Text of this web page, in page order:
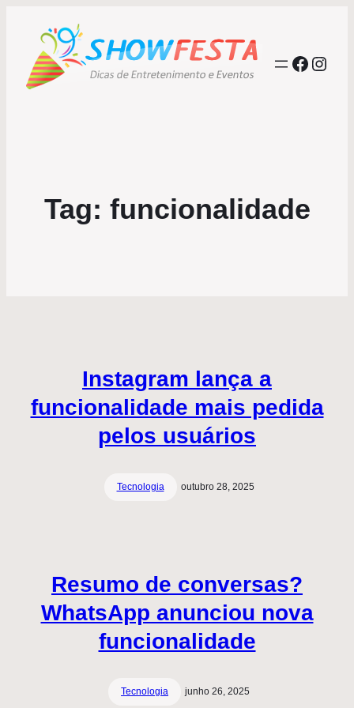
Tag: funcionalidade
Instagram lança a
funcionalidade mais pedida
pelos usuários
Tecnologia outubro 28, 2025
Resumo de conversas?
WhatsApp anunciou nova
funcionalidade
Tecnologia junho 26, 2025